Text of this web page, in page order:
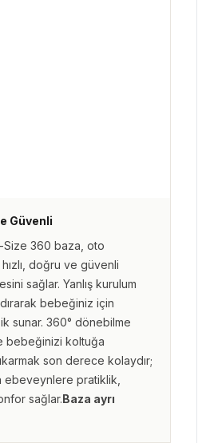
Güvenli
Size 360 baza, oto
doğru ve güvenli
sağlar. Yanlış kurulum
bebeğiniz için
sunar. 360° dönebilme
bebeğinizi koltuğa
son derece kolaydır;
ebeveynlere pratiklik,
sağlar.Baza ayrı